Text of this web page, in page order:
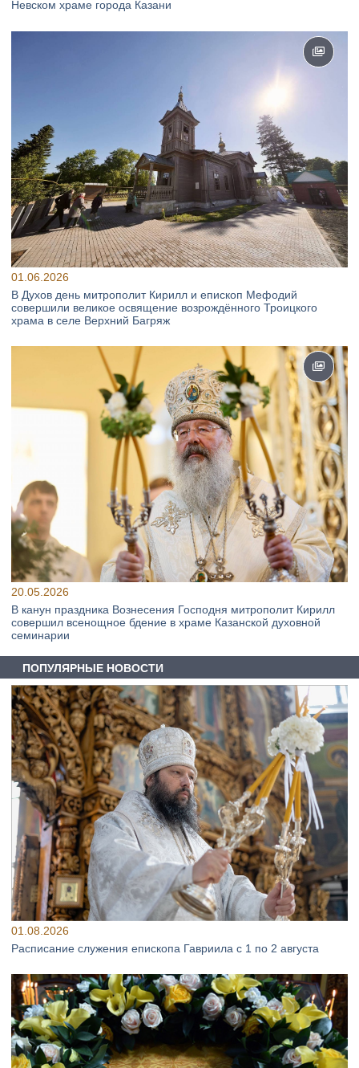
Невском храме города Казани
01.06.2026
В Духов день митрополит Кирилл и епископ Мефодий
совершили великое освящение возрождённого Троицкого
храма в селе Верхний Багряж
20.05.2026
В канун праздника Вознесения Господня митрополит Кирилл
совершил всенощное бдение в храме Казанской духовной
семинарии
ПОПУЛЯРНЫЕ НОВОСТИ
01.08.2026
Расписание служения епископа Гавриила с 1 по 2 августа